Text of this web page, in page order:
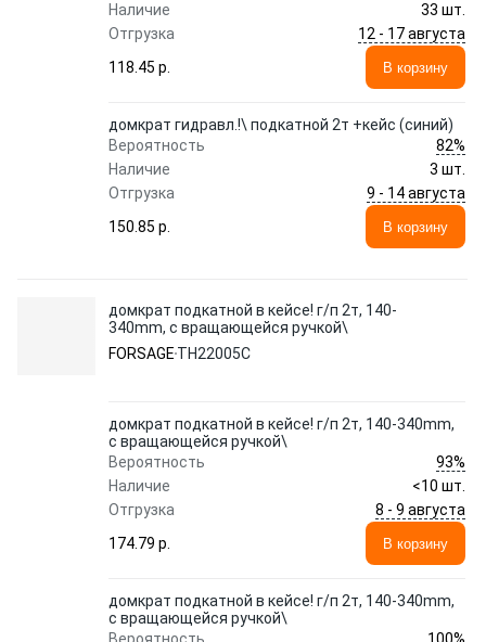
Наличие
33 шт.
Отгрузка
12 - 17 августа
118.45 p.
В корзину
домкрат гидравл.!\ подкатной 2т +кейс (синий)
Вероятность
82%
Наличие
3 шт.
Отгрузка
9 - 14 августа
150.85 p.
В корзину
домкрат подкатной в кейсе! г/п 2т, 140-
340mm, с вращающейся ручкой\
FORSAGE TH22005C
домкрат подкатной в кейсе! г/п 2т, 140-340mm,
с вращающейся ручкой\
Вероятность
93%
Наличие
<10 шт.
Отгрузка
8 - 9 августа
174.79 p.
В корзину
домкрат подкатной в кейсе! г/п 2т, 140-340mm,
с вращающейся ручкой\
100%